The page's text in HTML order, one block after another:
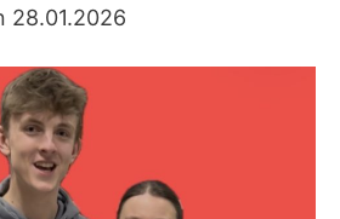
28.01.2026